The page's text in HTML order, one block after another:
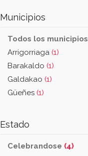
Municipios
Todos los municipios
Arrigorriaga (1)
Barakaldo (1)
Galdakao (1)
Güeñes (1)
Estado
Celebrandose (4)